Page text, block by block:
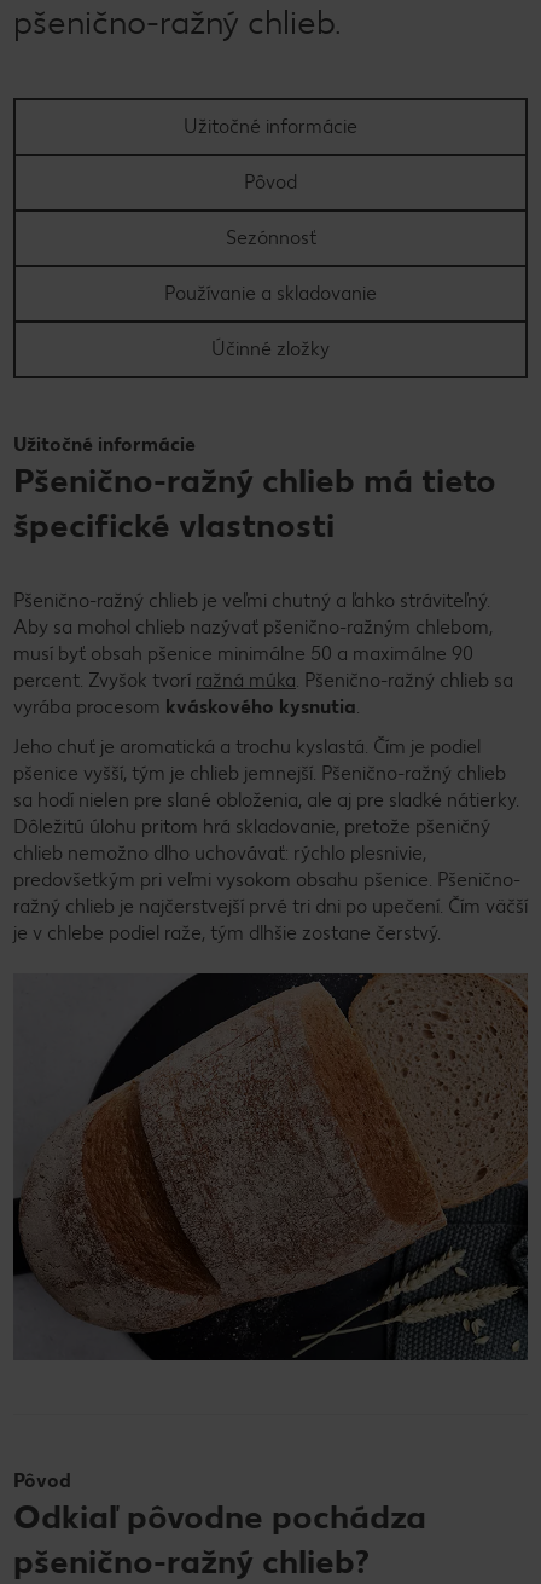
pšenično-ražný chlieb.
Užitočné informácie
Pôvod
Sezónnosť
Používanie a skladovanie
Účinné zložky
Užitočné informácie
Pšenično-ražný chlieb má tieto
špecifické vlastnosti
Pšenično-ražný chlieb je veľmi chutný a ľahko stráviteľný.
Aby sa mohol chlieb nazývať pšenično-ražným chlebom,
musí byť obsah pšenice minimálne 50 a maximálne 90
percent. Zvyšok tvorí ražná múka. Pšenično-ražný chlieb sa
vyrába procesom kváskového kysnutia.
Jeho chuť je aromatická a trochu kyslastá. Čím je podiel
pšenice vyšší, tým je chlieb jemnejší. Pšenično-ražný chlieb
sa hodí nielen pre slané obloženia, ale aj pre sladké nátierky.
Dôležitú úlohu pritom hrá skladovanie, pretože pšeničný
chlieb nemožno dlho uchovávať: rýchlo plesnivie,
predovšetkým pri veľmi vysokom obsahu pšenice. Pšenično-
ražný chlieb je najčerstvejší prvé tri dni po upečení. Čím väčší
je v chlebe podiel raže, tým dlhšie zostane čerstvý.
Pôvod
Odkiaľ pôvodne pochádza
pšenično-ražný chlieb?